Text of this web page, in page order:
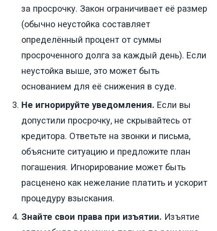
за просрочку. Закон ограничивает её размер
(обычно неустойка составляет
определённый процент от суммы
просроченного долга за каждый день). Если
неустойка выше, это может быть
основанием для её снижения в суде.
Не игнорируйте уведомления. Если вы
допустили просрочку, не скрывайтесь от
кредитора. Ответьте на звонки и письма,
объясните ситуацию и предложите план
погашения. Игнорирование может быть
расценено как нежелание платить и ускорит
процедуру взыскания.
Знайте свои права при изъятии. Изъятие